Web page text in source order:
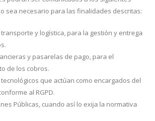
sea necesario para las finalidades descritas:
y logística, para la gestión y entrega
y pasarelas de pago, para el
de los cobros.
que actúan como encargados del
al RGPD.
Públicas, cuando así lo exija la normativa